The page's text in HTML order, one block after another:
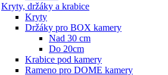
Kryty, držáky a krabice
Kryty
Držáky pro BOX kamery
Nad 30 cm
Do 20cm
Krabice pod kamery
Rameno pro DOME kamery